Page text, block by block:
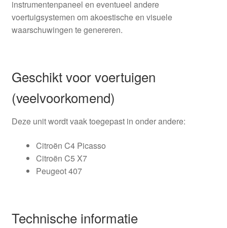
instrumentenpaneel en eventueel andere
voertuigsystemen om akoestische en visuele
waarschuwingen te genereren.
Geschikt voor voertuigen
(veelvoorkomend)
Deze unit wordt vaak toegepast in onder andere:
Citroën C4 Picasso
Citroën C5 X7
Peugeot 407
Technische informatie